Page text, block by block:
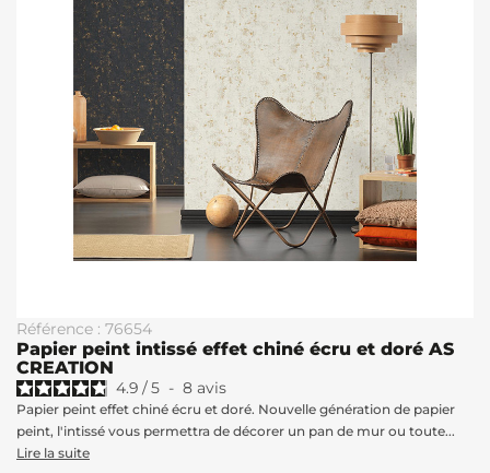
Référence : 76654
Papier peint intissé effet chiné écru et doré AS
CREATION
4.9 /5 - 8 avis
Papier peint effet chiné écru et doré. Nouvelle génération de papier
peint, l'intissé vous permettra de décorer un pan de mur ou toute...
Lire la suite